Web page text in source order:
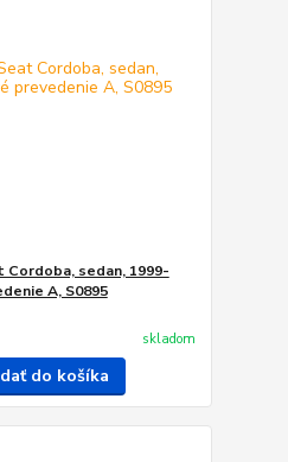
Cordoba, sedan, 1999-
A, S0895
skladom
do košíka